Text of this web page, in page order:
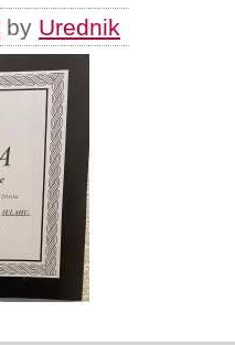
by Urednik